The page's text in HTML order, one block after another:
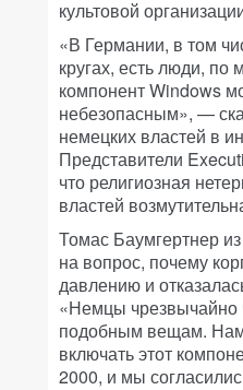
культовой
«В Германии, в том
кругах, есть люди, по
компонент Windows
небезопасным», —
немецких властей в
Представители
что религиозная
властей
Томас Баумгертнер
на вопрос, почему
давлению и
«Немцы чрезвычайно
подобным вещам.
включать этот
2000, и мы